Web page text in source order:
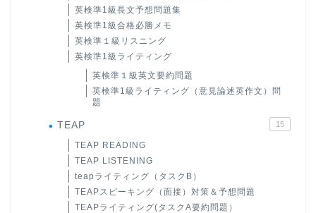
英検準1級長文予想問題集
英検準1級合格必勝メモ
英検準１級リスニング
英検準1級ライティング
英検準１級英文要約問題
英検準1級ライティング（意見論述英作文）問
題
TEAP 15
TEAP READING
TEAP LISTENING
teapライティング（タスクB）
TEAPスピーキング（面接）対策＆予想問題
TEAPライティング(タスクA要約問題）